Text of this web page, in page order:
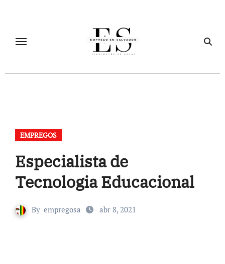
EMPREGOS
Especialista de
Tecnologia Educacional
By empregosa abr 8, 2021